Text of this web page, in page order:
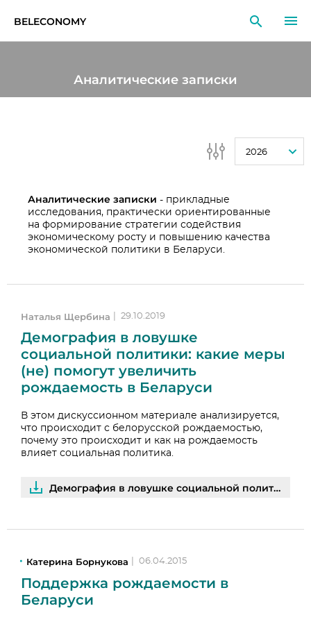
BELECONOMY
СОБЫТИЯ
Аналитические записки
2026
Аналитические записки - прикладные
исследования, практически ориентированные
на формирование стратегии содействия
экономическому росту и повышению качества
экономической политики в Беларуси.
Наталья Щербина 29.10.2019
Демография в ловушке
социальной политики: какие меры
(не) помогут увеличить
рождаемость в Беларуси
В этом дискуссионном материале анализируется,
что происходит с белорусской рождаемостью,
почему это происходит и как на рождаемость
влияет социальная политика.
Демография в ловушке социальной политики | PDF
Катерина Борнукова 06.04.2015
Поддержка рождаемости в
Беларуси